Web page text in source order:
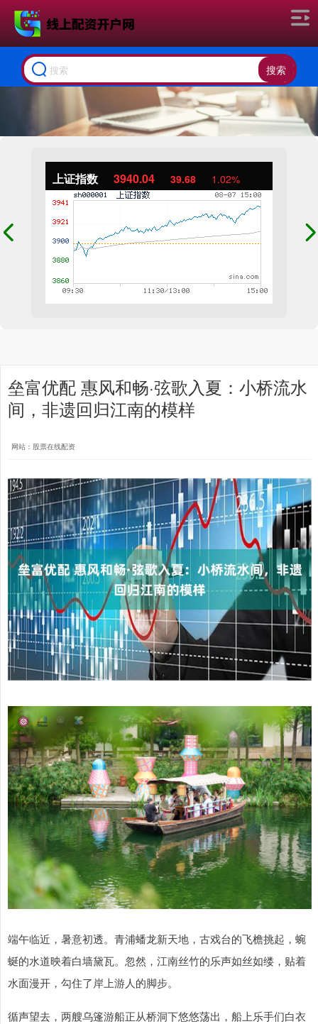
搜索
上证指数 3940.04 39.68 1.02%
垒富优配 惠风和畅·弦歌入夏：小桥流水
间，非遗回归江南的模样
网站：股票在线配资
端午临近，暑意初透。青浦蟠龙新天地，古戏台的飞檐挑起，蜿
蜒的水道映着白墙黛瓦。忽然，江南丝竹的乐声如丝如缕，贴着
水面漫开，勾住了岸上游人的脚步。
循声望去，两艘乌篷游船正从桥洞下悠悠荡出，船上乐手们白衣